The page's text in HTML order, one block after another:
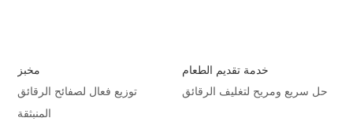
مخبز
توزيع فعال لصفائح الرقائق
المنبثقة
خدمة تقديم الطعام
حل سريع ومريح لتغليف الرقائق